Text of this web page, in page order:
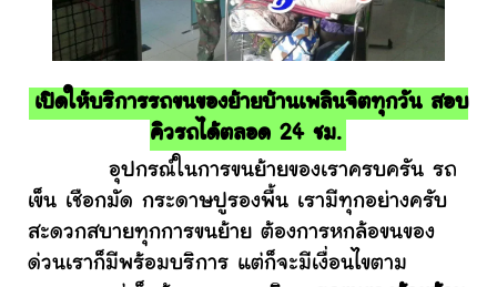
เปิดให้บริการรถขนของย้ายบ้านเพลินจิตทุกวัน สอบ
คิวรถได้ตลอด 24 ชม.
อุปกรณ์ในการขนย้ายของเราครบครัน รถ
เข็น เชือกมัด กระดาษปูรองพื้น เรามีทุกอย่างครับ
สะดวกสบายทุกการขนย้าย ต้องการหกล้อขนของ
ด่วนเราก็มีพร้อมบริการ แต่ก็จะมีเงื่อนไขตาม